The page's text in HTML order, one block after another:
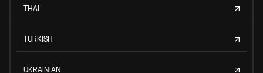
THAI
TURKISH
UKRAINIAN